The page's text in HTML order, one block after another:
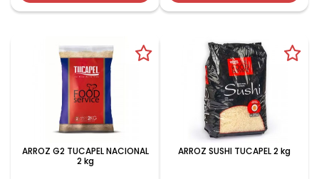
ARROZ G2 TUCAPEL NACIONAL
2 kg
ARROZ SUSHI TUCAPEL 2 kg